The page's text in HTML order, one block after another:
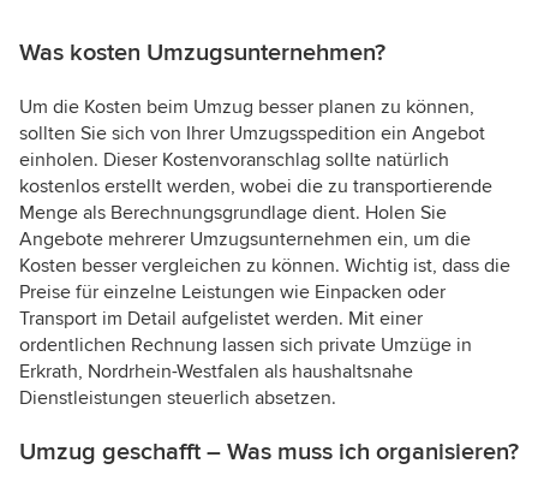
Was kosten Umzugsunternehmen?
Um die Kosten beim Umzug besser planen zu können,
sollten Sie sich von Ihrer Umzugsspedition ein Angebot
einholen. Dieser Kostenvoranschlag sollte natürlich
kostenlos erstellt werden, wobei die zu transportierende
Menge als Berechnungsgrundlage dient. Holen Sie
Angebote mehrerer Umzugsunternehmen ein, um die
Kosten besser vergleichen zu können. Wichtig ist, dass die
Preise für einzelne Leistungen wie Einpacken oder
Transport im Detail aufgelistet werden. Mit einer
ordentlichen Rechnung lassen sich private Umzüge in
Erkrath, Nordrhein-Westfalen als haushaltsnahe
Dienstleistungen steuerlich absetzen.
Umzug geschafft – Was muss ich organisieren?